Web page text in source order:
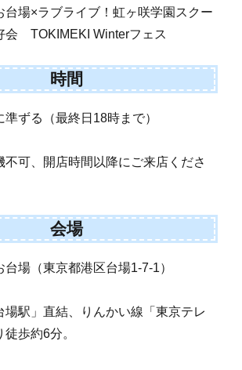
台場×ラブライブ！虹ヶ咲学園スクー
会 TOKIMEKI Winterフェス
時間
ずる（最終日18時まで）
可、開店時間以降にご来店くださ
会場
場（東京都港区台場1-7-1）
場駅」直結、りんかい線「東京テレ
歩約6分。